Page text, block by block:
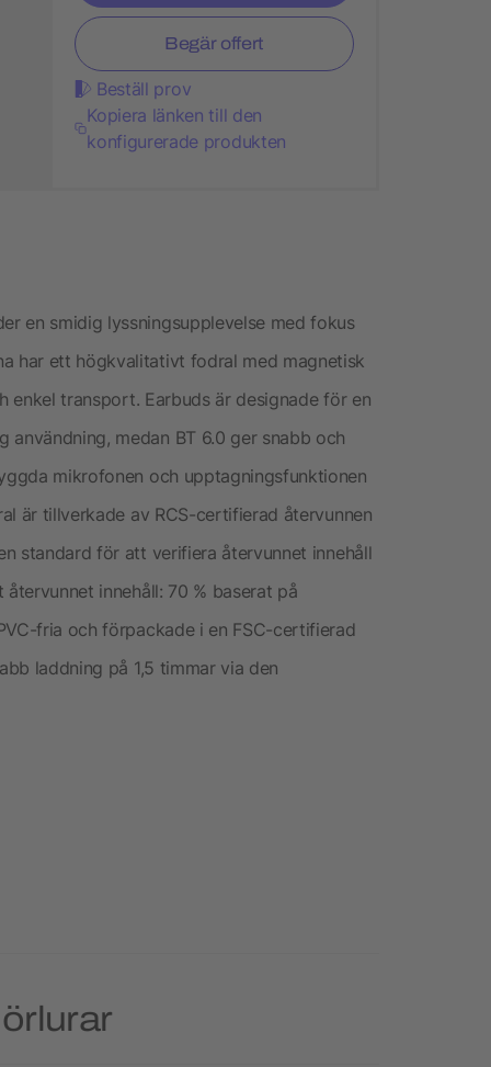
Begär offert
Beställ prov
Kopiera länken till den
konfigurerade produkten
en smidig lyssningsupplevelse med fokus
har ett högkvalitativt fodral med magnetisk
transport. Earbuds är designade för en
medan BT 6.0 ger snabb och
mikrofonen och upptagningsfunktionen
är tillverkade av RCS-certifierad återvunnen
standard för att verifiera återvunnet innehåll
innehåll: 70 % baserat på
fria och förpackade i en FSC-certifierad
laddning på 1,5 timmar via den